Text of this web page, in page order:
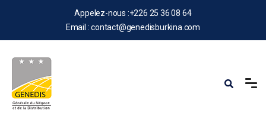
Appelez-nous :+226 25 36 08 64
Email :contact@genedisburkina.com